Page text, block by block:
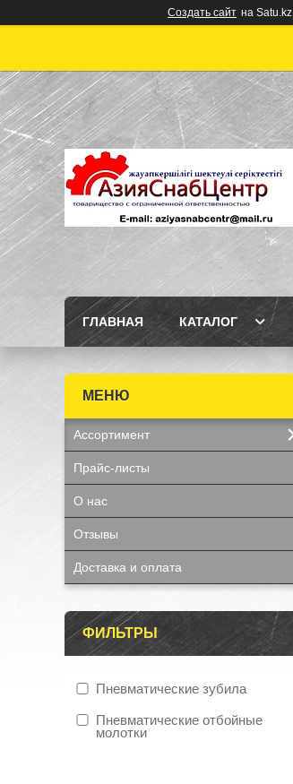
Создать сайт на Satu.kz
ГЛАВНАЯ КАТАЛОГ
Ассортимент
Прайс-листы
О нас
Отзывы
Доставка и оплата
ФИЛЬТРЫ
Пневматические зубила
Пневматические отбойные
молотки